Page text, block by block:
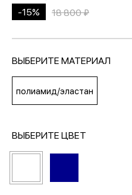
МЕДИА
ПОКУПАТЕЛЯМ
ОПЛАТА И ДОСТАВКА
Вход в личный кабинет
-15% 18 800 ₽
ВЫБЕРИТЕ МАТЕРИАЛ
полиамид/эластан
ВЫБЕРИТЕ ЦВЕТ